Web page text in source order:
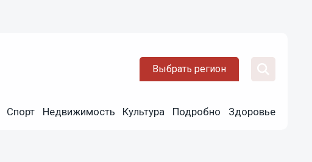
Выбрать регион
Спорт Недвижимость Культура Подробно Здоровье